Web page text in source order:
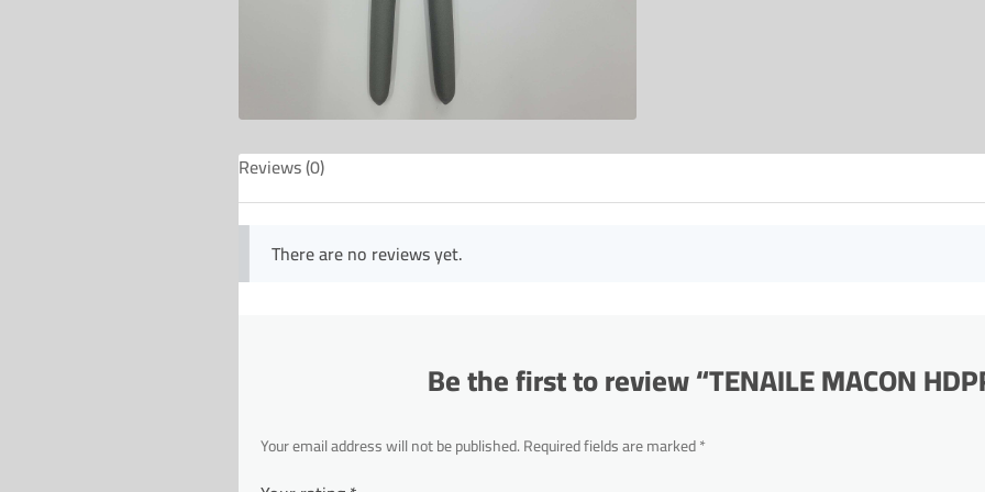
Reviews (0)
There are no reviews yet.
Be the first to review “TENAILE MACON
Your email address will not be published.Required fields are marked*